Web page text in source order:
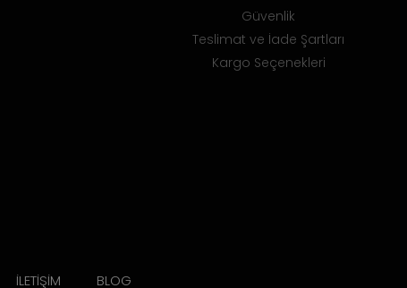
Güvenlik
Teslimat ve İade Şartları
Kargo Seçenekleri
İLETİŞİM BLOG